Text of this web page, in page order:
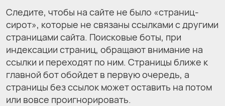
Следите, чтобы на сайте не было «страниц-
сирот», которые не связаны ссылками с другими
страницами сайта. Поисковые боты, при
индексации страниц, обращают внимание на
ссылки и переходят по ним. Страницы ближе к
главной бот обойдет в первую очередь, а
страницы без ссылок может оставить на потом
или вовсе проигнорировать.